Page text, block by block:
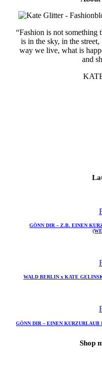
“Fashion is not something
is in the sky, in the
way we live, what is
and
GÖNN DIR – Z.B. EINEN
WALD BERLIN x KATE
GÖNN DIR – EINEN
Shop